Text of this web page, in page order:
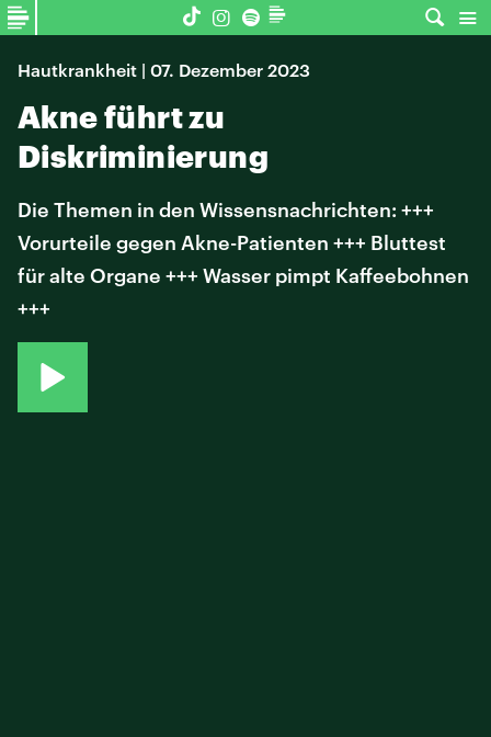
Hautkrankheit | 07. Dezember 2023
Akne führt zu
Diskriminierung
Die Themen in den Wissensnachrichten: +++
Vorurteile gegen Akne-Patienten +++ Bluttest
für alte Organe +++ Wasser pimpt Kaffeebohnen
+++